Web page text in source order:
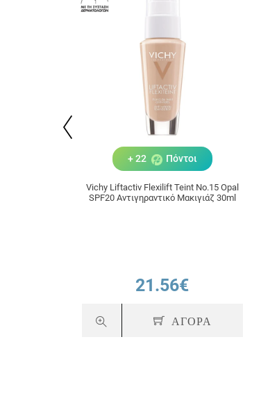
+ 22 Πόντοι
Vichy Liftactiv Flexilift Teint No.15 Opal
SPF20 Αντιγηραντικό Μακιγιάζ 30ml
21.56€
ΑΓΟΡΑ